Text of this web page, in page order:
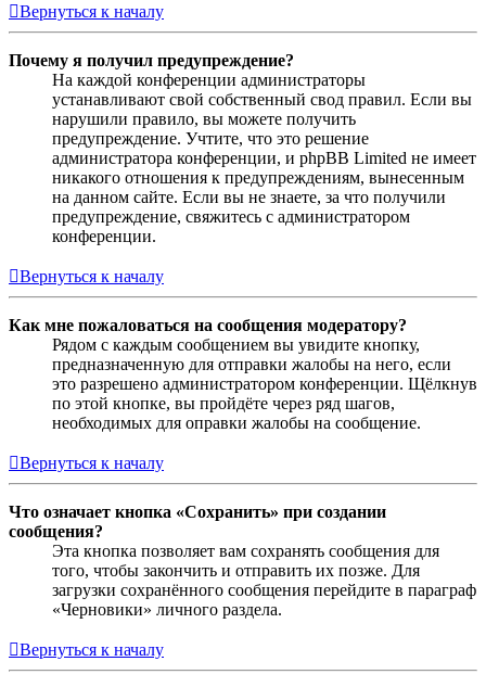
Вернуться к началу
Почему я получил предупреждение?
На каждой конференции администраторы
устанавливают свой собственный свод правил. Если вы
нарушили правило, вы можете получить
предупреждение. Учтите, что это решение
администратора конференции, и phpBB Limited не имеет
никакого отношения к предупреждениям, вынесенным
на данном сайте. Если вы не знаете, за что получили
предупреждение, свяжитесь с администратором
конференции.
Вернуться к началу
Как мне пожаловаться на сообщения модератору?
Рядом с каждым сообщением вы увидите кнопку,
предназначенную для отправки жалобы на него, если
это разрешено администратором конференции. Щёлкнув
по этой кнопке, вы пройдёте через ряд шагов,
необходимых для оправки жалобы на сообщение.
Вернуться к началу
Что означает кнопка «Сохранить» при создании
сообщения?
Эта кнопка позволяет вам сохранять сообщения для
того, чтобы закончить и отправить их позже. Для
загрузки сохранённого сообщения перейдите в параграф
«Черновики» личного раздела.
Вернуться к началу